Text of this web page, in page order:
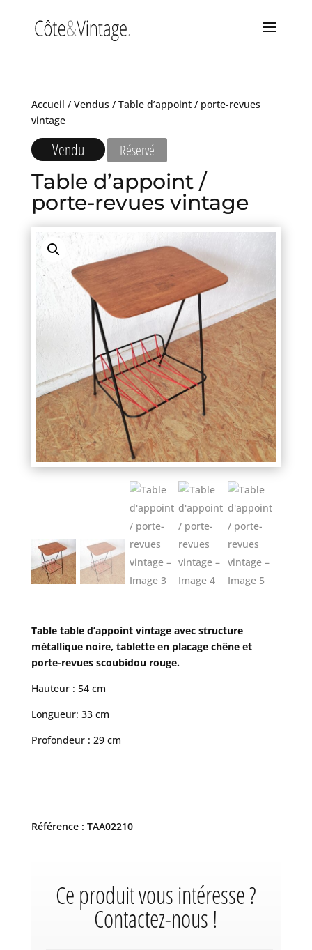
Accueil / Vendus/ Table d’appoint / porte-revues
vintage
Vendu Réservé
Table d’appoint /
porte-revues vintage
Table table d’appoint vintage avec structure
métallique noire, tablette en placage chêne et
porte-revues scoubidou rouge.
Hauteur : 54 cm
Longueur: 33 cm
Profondeur : 29 cm
Référence : TAA02210
Ce produit vous intéresse ?
Contactez-nous !